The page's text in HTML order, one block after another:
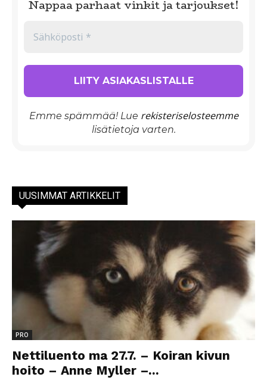
Nappaa parhaat vinkit ja tarjoukset!
Emme spämmää! Lue rekisteriselosteemme
lisätietoja varten.
UUSIMMAT ARTIKKELIT
PRO
Nettiluento ma 27.7. – Koiran kivun
hoito – Anne Myller –...